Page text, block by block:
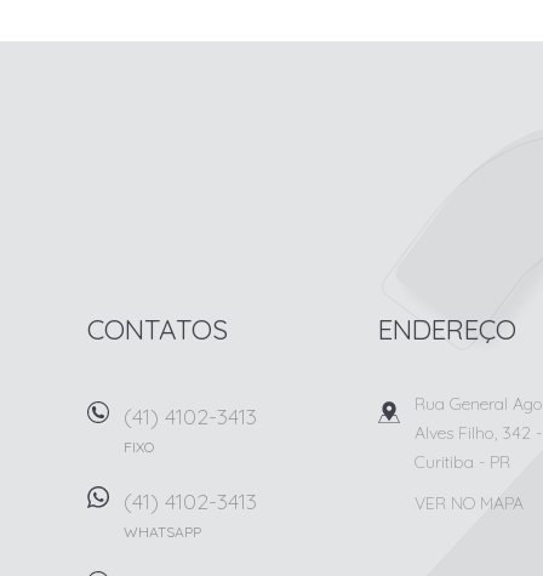
CONTATOS
(41) 4102-3413
FIXO
(41) 4102-3413
WHATSAPP
ENDEREÇO
Rua General
Alves Filho, 342
Curitiba - PR
VER NO MAPA